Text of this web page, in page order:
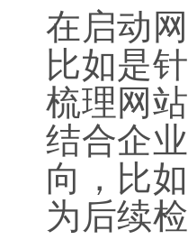
在启动
比如是
梳理网
结合企
向，比
为后续